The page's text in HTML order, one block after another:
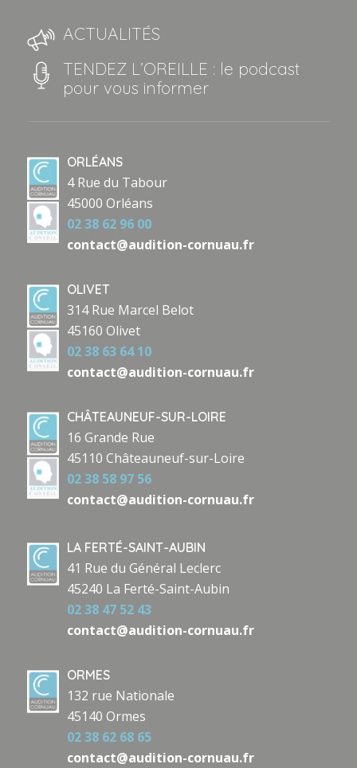
ACTUALITÉS
TENDEZ L’OREILLE : le podcast
pour vous informer
ORLÉANS
4 Rue du Tabour
45000 Orléans
02 38 62 96 00
contact@audition-cornuau.fr
OLIVET
314 Rue Marcel Belot
45160 Olivet
02 38 63 64 10
contact@audition-cornuau.fr
CHÂTEAUNEUF-SUR-LOIRE
16 Grande Rue
45110 Châteauneuf-sur-Loire
02 38 58 97 56
contact@audition-cornuau.fr
LA FERTÉ-SAINT-AUBIN
41 Rue du Général Leclerc
45240 La Ferté-Saint-Aubin
02 38 47 52 43
contact@audition-cornuau.fr
ORMES
132 rue Nationale
45140 Ormes
02 38 62 68 65
contact@audition-cornuau.fr